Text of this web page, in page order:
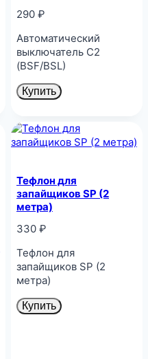
290 ₽
Автоматический
выключатель C2
(BSF/BSL)
Купить
Тефлон для
запайщиков SP (2
метра)
330 ₽
Тефлон для
запайщиков SP (2
метра)
Купить